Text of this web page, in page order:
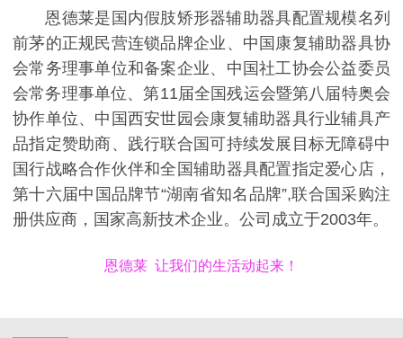
恩德莱是国内假肢矫形器辅助器具配置规模名列
前茅的正规民营连锁品牌企业、中国康复辅助器具协
会常务理事单位和备案企业、中国社工协会公益委员
会常务理事单位、第11届全国残运会暨第八届特奥会
协作单位、中国西安世园会康复辅助器具行业辅具产
品指定赞助商、践行联合国可持续发展目标无障碍中
国行战略合作伙伴和全国辅助器具配置指定爱心店，
第十六届中国品牌节“湖南省知名品牌”,联合国采购注
册供应商，国家高新技术企业。公司成立于2003年。
恩德莱 让我们的生活动起来！